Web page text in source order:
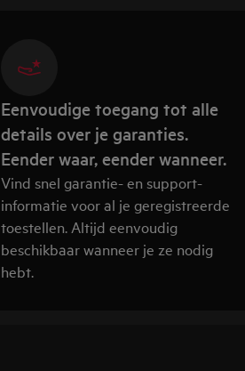
Eenvoudige toegang tot alle
details over je garanties.
Eender waar, eender wanneer.
Vind snel garantie- en support-
informatie voor al je geregistreerde
toestellen. Altijd eenvoudig
beschikbaar wanneer je ze nodig
hebt.